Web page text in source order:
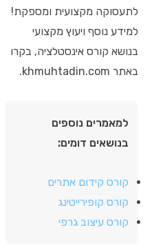
לתעסוקה מקצועית ומספקת!
למידע נוסף ויעוץ מקצועי
בנושא קורס אינסטלציה, בקרו
באתר khmuhtadin.com.
למאמרים נוספים
בנושאים דומים:
קורס קידום אתרים
קורס קופירייטינג
קורס עיצוב גרפי